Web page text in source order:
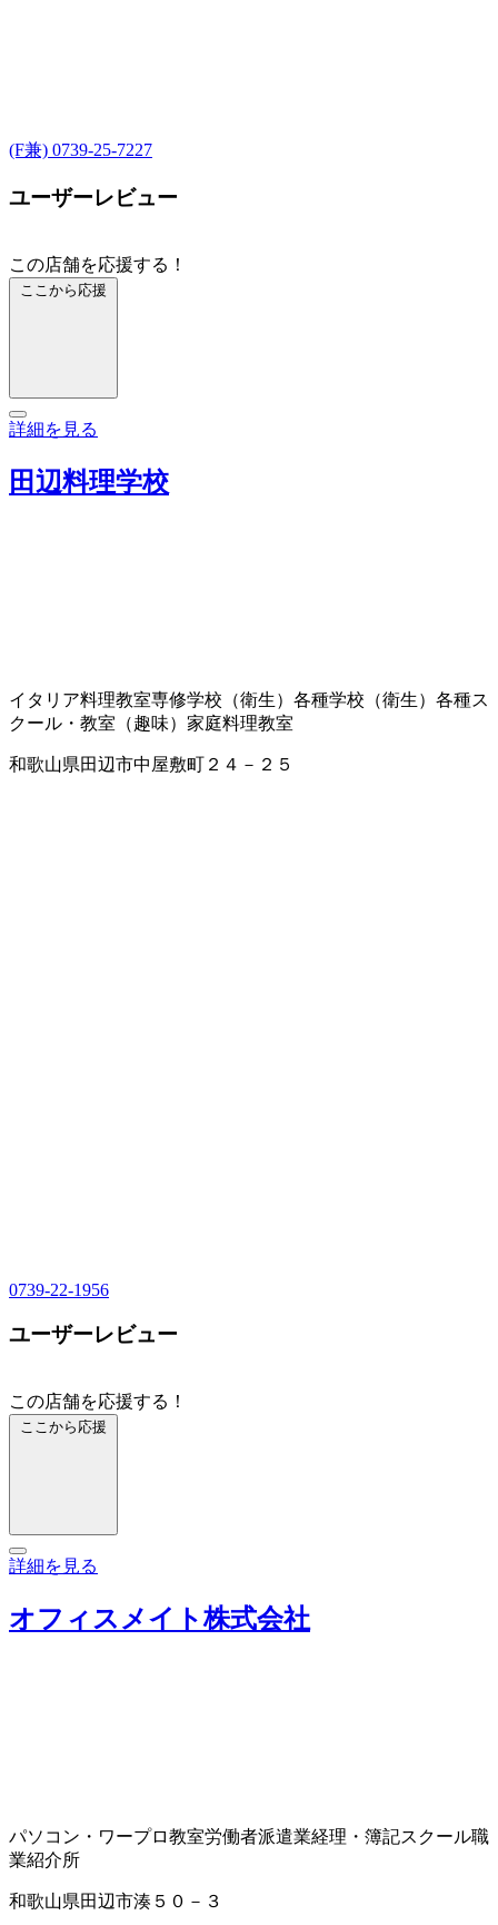
(F兼) 0739-25-7227
ユーザーレビュー
この店舗を応援する！
ここから応援
詳細を見る
田辺料理学校
イタリア料理教室専修学校（衛生） 各種学校（衛生） 各種ス
クール・教室（趣味） 家庭料理教室
和歌山県田辺市中屋敷町２４－２５
0739-22-1956
ユーザーレビュー
この店舗を応援する！
ここから応援
詳細を見る
オフィスメイト株式会社
パソコン・ワープロ教室労働者派遣業経理・簿記スクール職
業紹介所
和歌山県田辺市湊５０－３